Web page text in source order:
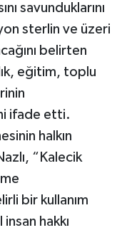
savunduklarını
sterlin ve üzeri
belirten
eğitim, toplu
ifade etti.
halkın
“Kalecik
bir kullanım
hakkı